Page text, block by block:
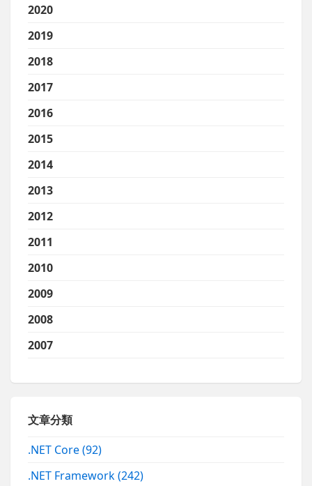
2020
2019
2018
2017
2016
2015
2014
2013
2012
2011
2010
2009
2008
2007
文章分類
.NET Core(92)
.NET Framework(242)